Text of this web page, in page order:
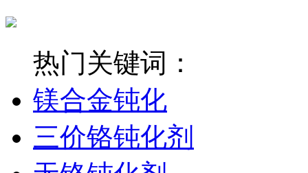
热门关键词：
镁合金钝化
三价铬钝化剂